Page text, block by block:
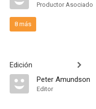
Productor Asociado
8 más
Edición
Peter Amundson
Editor